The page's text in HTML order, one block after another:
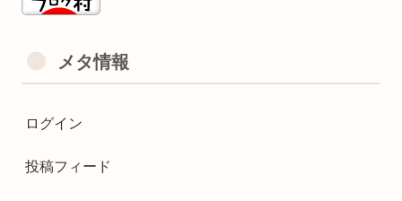
メタ情報
ログイン
投稿フィード